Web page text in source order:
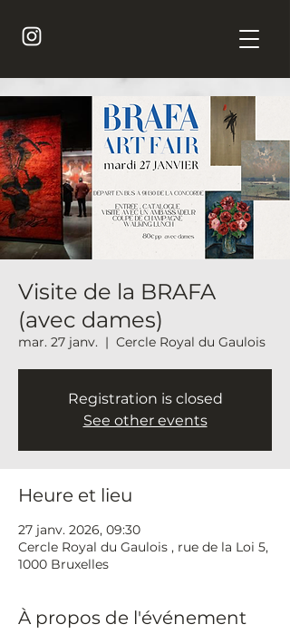
Visite de la BRAFA
(avec dames)
mar. 27 janv.
  |
Cercle Royal du Gaulois
Registration is closed
See other events
Heure et lieu
27 janv. 2026, 09:30
Cercle Royal du Gaulois , rue de la Loi 5,
1000 Bruxelles
À propos de l'événement